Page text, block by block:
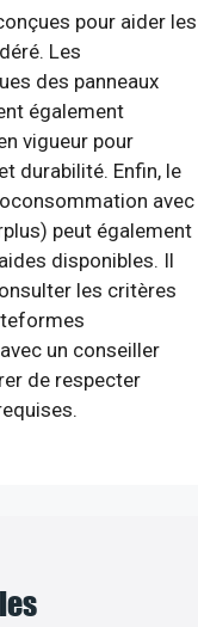
pour aider les
Les
des panneaux
également
vigueur pour
durabilité. Enfin, le
avec
peut également
disponibles. Il
les critères
un conseiller
de respecter